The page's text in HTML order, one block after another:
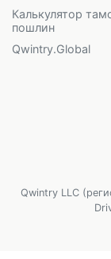
Калькулятор
пошлин
Qwintry.Global
Qwintry LLC